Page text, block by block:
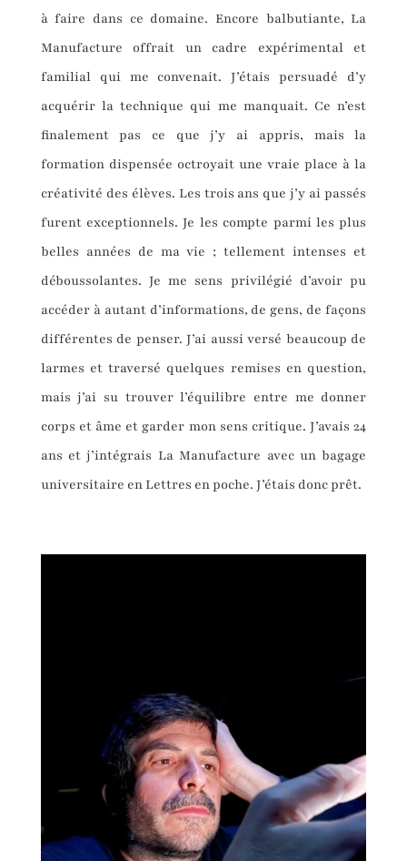
à faire dans ce domaine. Encore balbutiante, La
Manufacture offrait un cadre expérimental et
familial qui me convenait. J’étais persuadé d’y
acquérir la technique qui me manquait. Ce n’est
finalement pas ce que j’y ai appris, mais la
formation dispensée octroyait une vraie place à la
créativité des élèves. Les trois ans que j’y ai passés
furent exceptionnels. Je les compte parmi les plus
belles années de ma vie ; tellement intenses et
déboussolantes. Je me sens privilégié d’avoir pu
accéder à autant d’informations, de gens, de façons
différentes de penser. J’ai aussi versé beaucoup de
larmes et traversé quelques remises en question,
mais j’ai su trouver l’équilibre entre me donner
corps et âme et garder mon sens critique. J’avais 24
ans et j’intégrais La Manufacture avec un bagage
universitaire en Lettres en poche. J’étais donc prêt.